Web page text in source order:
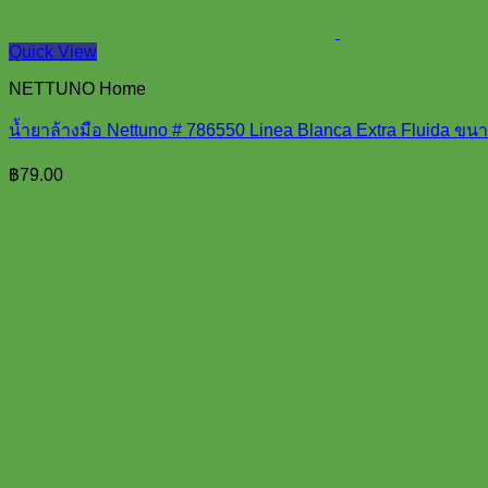
Quick View
NETTUNO Home
น้ำยาล้างมือ Nettuno # 786550 Linea Blanca Extra Fluida ขนา
฿79.00